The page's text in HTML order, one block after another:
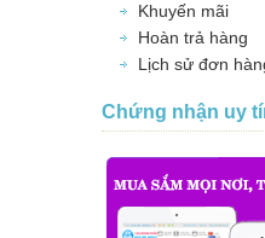
Khuyến mãi
Hoàn trả hàng
Lịch sử đơn
Chứng nhận uy